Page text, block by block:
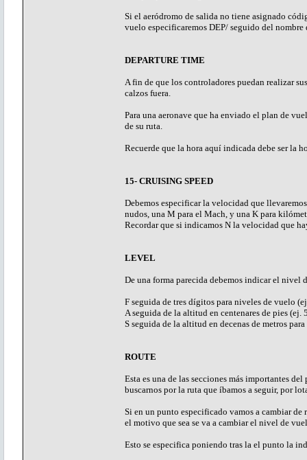
Si el aeródromo de salida no tiene asignado
vuelo especificaremos DEP/ seguido del nombre
DEPARTURE TIME
A fin de que los controladores puedan realizar
calzos fuera.
Para una aeronave que ha enviado el plan de
de su ruta.
Recuerde que la hora aquí indicada debe ser la
15- CRUISING SPEED
Debemos especificar la velocidad que
nudos, una M para el Mach, y una K para
Recordar que si indicamos N la velocidad que
LEVEL
De una forma parecida debemos indicar el nivel
F seguida de tres dígitos para niveles de vuelo
A seguida de la altitud en centenares de pies
S seguida de la altitud en decenas de metros
ROUTE
Esta es una de las secciones más importantes
buscarnos por la ruta que íbamos a seguir, por
Si en un punto especificado vamos a cambiar
el motivo que sea se va a cambiar el nivel de
Esto se especifica poniendo tras la el punto la